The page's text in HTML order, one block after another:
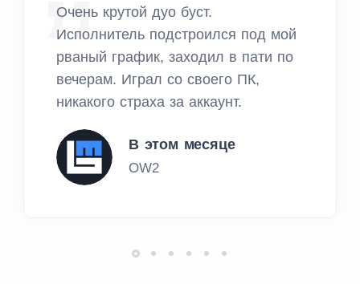
Очень крутой дуо буст.
Исполнитель подстроился под мой
рваный график, заходил в пати по
вечерам. Играл со своего ПК,
никакого страха за аккаунт.
В этом месяце
OW2